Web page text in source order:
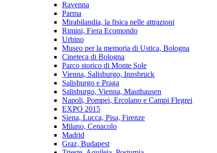
Ravenna
Parma
Mirabilandia, la fisica nelle attrazioni
Rimini, Fiera Ecomondo
Urbino
Museo per la memoria di Ustica, Bologna
Cineteca di Bologna
Parco storico di Monte Sole
Vienna, Salisburgo, Innsbruck
Salisburgo e Praga
Salisburgo, Vienna, Mauthausen
Napoli, Pompei, Ercolano e Campi Flegrei
EXPO 2015
Siena, Lucca, Pisa, Firenze
Milano, Cenacolo
Madrid
Graz, Budapest